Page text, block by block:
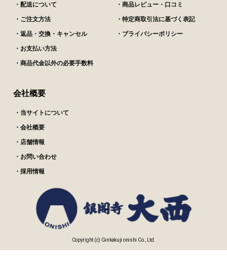
・配送について
・ご注文方法
・返品・交換・キャンセル
・お支払い方法
・商品代金以外の必要手数料
・商品レビュー・口コミ
・特定商取引法に基づく表記
・プライバシーポリシー
会社概要
・当サイトについて
・会社概要
・店舗情報
・お問い合わせ
・採用情報
Copyright (c) Ginkakuji onishi Co., Ltd.